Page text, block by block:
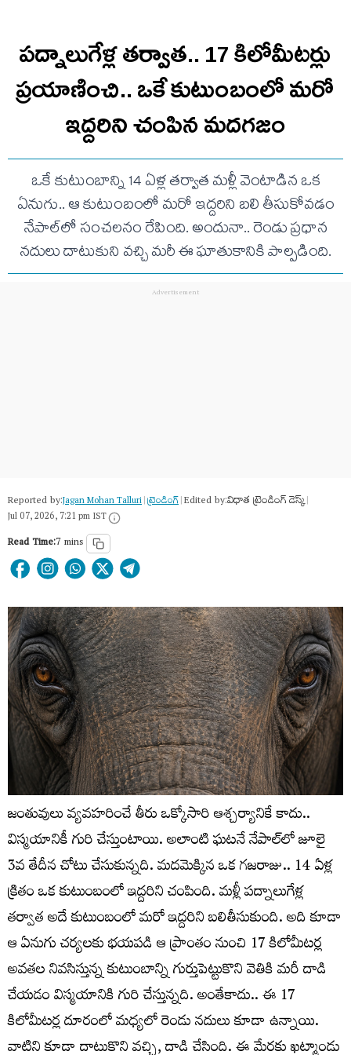
పద్నాలుగేళ్ల తర్వాత.. 17 కిలోమీటర్లు
ప్రయాణించి.. ఒకే కుటుంబంలో మరో
ఇద్దరిని చంపిన మదగజం
ఒకే కుటుంబాన్ని 14 ఏళ్ల తర్వాత మళ్లీ వెంటాడిన ఒక
ఏనుగు.. ఆ కుటుంబంలో మరో ఇద్దరిని బలి తీసుకోవడం
నేపాల్‌లో సంచలనం రేపింది. అందునా.. రెండు ప్రధాన
నదులు దాటుకుని వచ్చి మరీ ఈ ఘాతుకానికి పాల్పడింది.
Reported by:Jagan Mohan Talluri|ట్రెండింగ్|Edited by:విధాత ట్రెండింగ్ డెస్క్|
Jul 07, 2026, 7:21 pm IST
Read Time:7 mins
జంతువులు వ్యవహరించే తీరు ఒక్కోసారి ఆశ్చర్యానికే కాదు..
విస్మయానికీ గురి చేస్తుంటాయి. అలాంటి ఘటనే నేపాల్‌లో జూలై
3వ తేదీన చోటు చేసుకున్నది. మదమెక్కిన ఒక గజరాజు.. 14 ఏళ్ల
క్రితం ఒక కుటుంబంలో ఇద్దరిని చంపింది. మళ్లీ పద్నాలుగేళ్ల
తర్వాత అదే కుటుంబంలో మరో ఇద్దరిని బలితీసుకుంది. అది కూడా
ఆ ఏనుగు చర్యలకు భయపడి ఆ ప్రాంతం నుంచి 17 కిలోమీటర్ల
అవతల నివసిస్తున్న కుటుంబాన్ని గుర్తుపెట్టుకొని వెతికి మరీ దాడి
చేయడం విస్మయానికి గురి చేస్తున్నది. అంతేకాదు.. ఈ 17
కిలోమీటర్ల దూరంలో మధ్యలో రెండు నదులు కూడా ఉన్నాయి.